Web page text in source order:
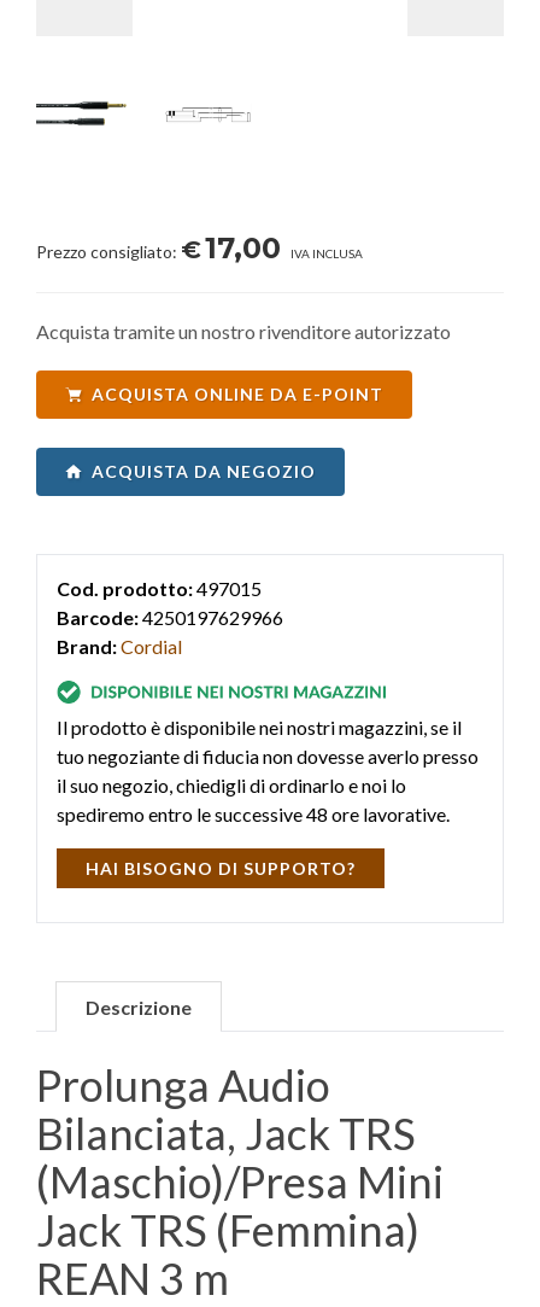
Prezzo consigliato: €17,00 IVA INCLUSA
Acquista tramite un nostro rivenditore autorizzato
ACQUISTA ONLINE DA E-POINT
ACQUISTA DA NEGOZIO
Cod. prodotto:497015
Barcode:4250197629966
Brand:Cordial
Il prodotto è disponibile nei nostri magazzini, se il
tuo negoziante di fiducia non dovesse averlo presso
il suo negozio, chiedigli di ordinarlo e noi lo
spediremo entro le successive 48 ore lavorative.
HAI BISOGNO DI SUPPORTO?
Descrizione
Prolunga Audio
Bilanciata, Jack TRS
(Maschio)/Presa Mini
Jack TRS (Femmina)
REAN 3 m